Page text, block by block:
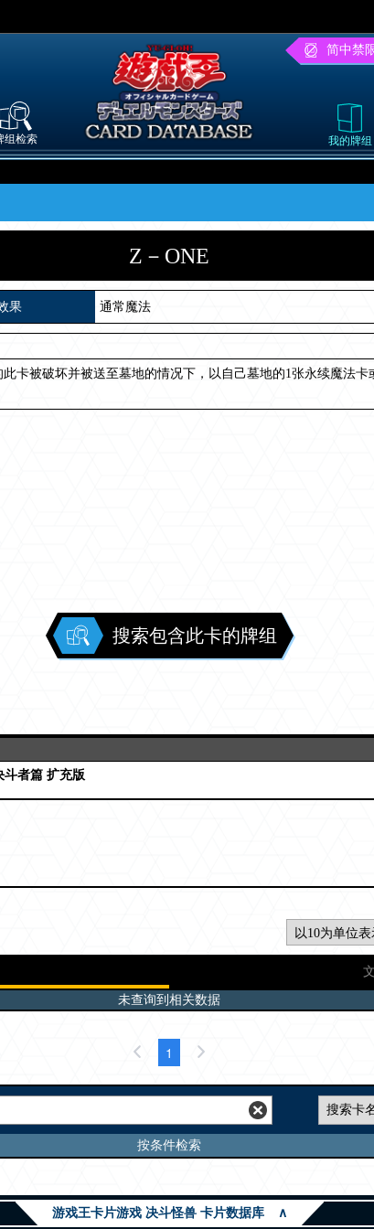
简中禁
组检索 我的牌组
Z－ONE
果 通常魔法
卡被破坏并被送至墓地的情况下，以自己墓地的1张永续魔法
搜索包含此卡的牌组
斗者篇 扩充版
未查询到相关数据
1
按条件检索
游戏王卡片游戏 决斗怪兽 卡片数据库 ∧